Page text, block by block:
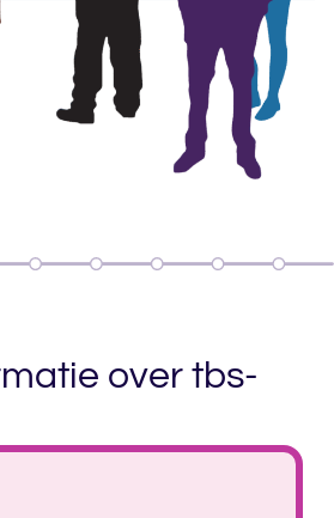
over tbs-